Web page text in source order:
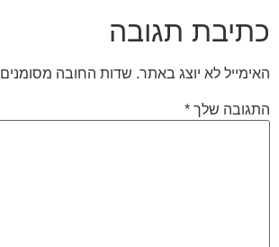
כתיבת תגובה
האימייל לא יוצג באתר. שדות החובה מסומנים
התגובה שלך *